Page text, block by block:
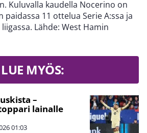
Kuluvalla kaudella Nocerino on
paidassa 11 ottelua Serie A:ssa ja
Lähde: West Hamin
LUE MYÖS:
–
lainalle
01:03